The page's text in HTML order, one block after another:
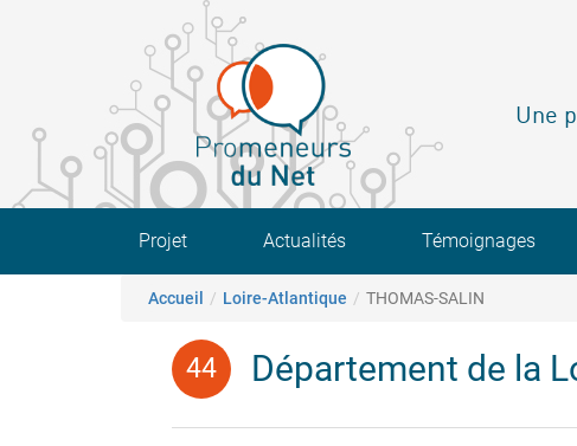
Une
Main navigation
Projet Actualités Témoignages
Fil d'Ariane
Accueil Loire-Atlantique THOMAS-SALIN
Département de la